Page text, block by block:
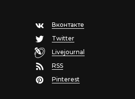
Вконтакте
Twitter
Livejournal
RSS
Pinterest